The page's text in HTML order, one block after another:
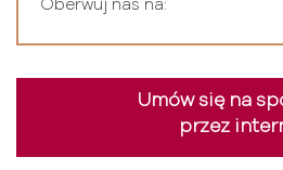
Oberwuj nas na:
Umów się na
przez